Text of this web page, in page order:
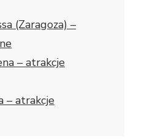
(Zaragoza) –
– atrakcje
– atrakcje